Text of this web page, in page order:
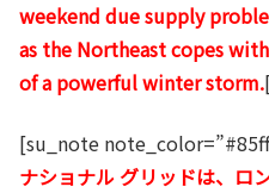
weekend due supply
as the Northeast copes
of a powerful winter storm.
[su_note
ナショナル グリッドは、ロ